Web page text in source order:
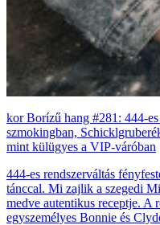
Borízű hang #281: 444-
szmokingban,
mint külügyes a VIP-váróban
444-es rendszerváltás
tánccal. Mi zajlik a szegedi
medve autentikus receptje.
egyszemélyes Bonnie és